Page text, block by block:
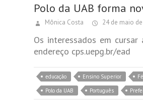
Polo da UAB forma
Mônica Costa 24 de maio
Os interessados em
endereço cps.uepg.br/ead
educação Ensino Superior
Polo da UAB
Português